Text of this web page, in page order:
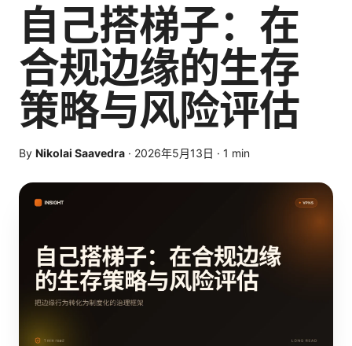
自己搭梯子：在
合规边缘的生存
策略与风险评估
By Nikolai Saavedra · 2026年5月13日 · 1 min